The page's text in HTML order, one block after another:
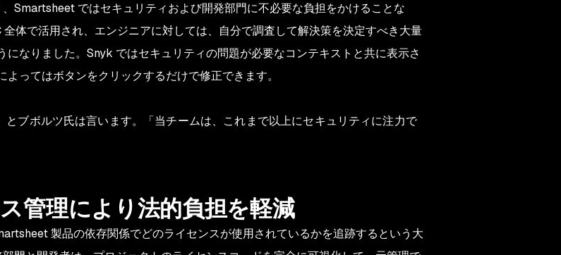
Smartsheet ではセキュリティおよび開発部門に不必要な負担をかけることな
体で活用され、エンジニアに対しては、自分で調査して解決策を決定すべき大量
なりました。Snyk ではセキュリティの問題が必要なコンテキストと共に表示さ
ってはボタンをクリックするだけで修正できます。
とブボルツ氏は言います。「当チームは、これまで以上にセキュリティに注力で
管理により法的負担を軽減
製品の依存関係でどのライセンスが使用されているかを追跡するという大